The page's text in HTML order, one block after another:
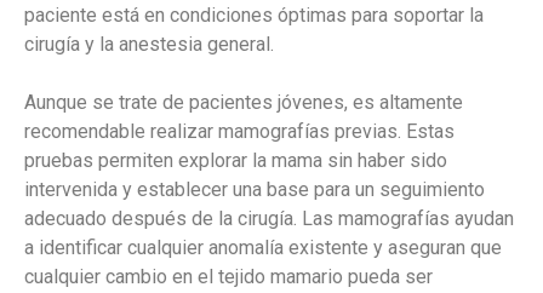
paciente está en condiciones óptimas para soportar la
cirugía y la anestesia general.
Aunque se trate de pacientes jóvenes, es altamente
recomendable realizar mamografías previas. Estas
pruebas permiten explorar la mama sin haber sido
intervenida y establecer una base para un seguimiento
adecuado después de la cirugía. Las mamografías ayudan
a identificar cualquier anomalía existente y aseguran que
cualquier cambio en el tejido mamario pueda ser